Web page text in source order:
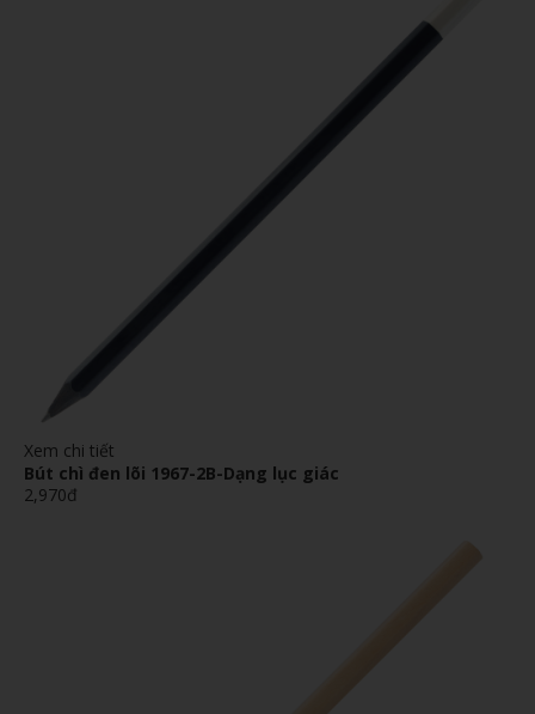
Xem chi tiết
Bút chì đen lõi 1967-2B-Dạng lục giác
2,970đ